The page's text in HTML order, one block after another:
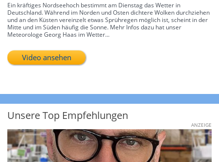
Ein kräftiges Nordseehoch bestimmt am Dienstag das Wetter in
Deutschland. Während im Norden und Osten dichtere Wolken durchziehen
und an den Küsten vereinzelt etwas Sprühregen möglich ist, scheint in der
Mitte und im Süden häufig die Sonne. Mehr Infos dazu hat unser
Meteorologe Georg Haas im Wetter...
Video ansehen
Unsere Top Empfehlungen
ANZEIGE